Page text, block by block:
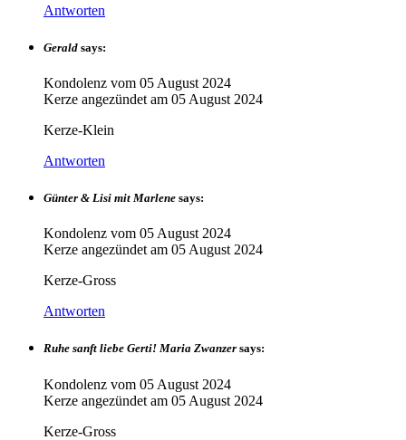
Antworten
Gerald says:
Kondolenz vom 05 August 2024
Kerze angezündet am 05 August 2024
Kerze-Klein
Antworten
Günter & Lisi mit Marlene says:
Kondolenz vom 05 August 2024
Kerze angezündet am 05 August 2024
Kerze-Gross
Antworten
Ruhe sanft liebe Gerti! Maria Zwanzer says:
Kondolenz vom 05 August 2024
Kerze angezündet am 05 August 2024
Kerze-Gross